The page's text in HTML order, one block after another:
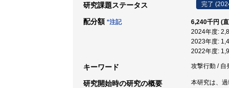
研究課題ステータス 完了
配分額 *注記
6,240千円 (
2024年度:
2023年度:
2022年度:
キーワード 攻撃行動 / 自
研究開始時の研究の概要
本研究は、